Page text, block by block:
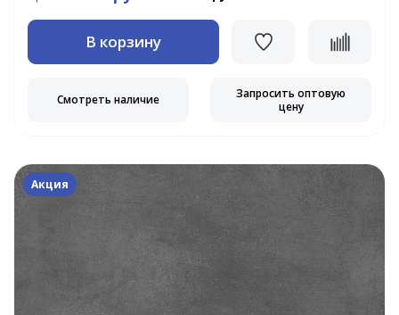
В корзину
Смотреть наличие
Запросить оптовую
цену
Акция